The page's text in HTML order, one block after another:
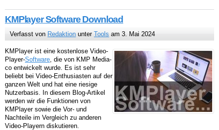
KMPlayer Software Download
Verfasst von Redaktion unterTools am 3. Mai 2024
KMPlayer ist eine kostenlose Video-
Player-Software , die von KMP Media-
co entwickelt wurde. Es ist sehr
beliebt bei Video-Enthusiasten auf der
ganzen Welt und hat eine riesige
Nutzerbasis. In diesem Blog-Artikel
werden wir die Funktionen von
KMPlayer sowie die Vor- und
Nachteile im Vergleich zu anderen
Video-Playern diskutieren.